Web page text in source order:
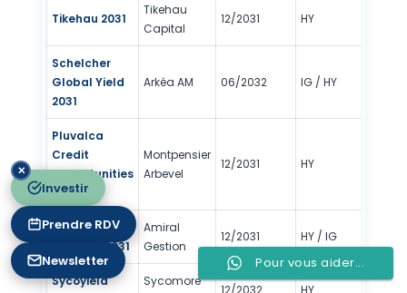
Tikehau 2031
Tikehau
Capital
12/2031 HY
Schelcher
Global Yield
2031
Arkéa AM 06/2032 IG / HY
Pluvalca
Credit
Opportunities
2031
Montpensier
Arbevel
12/2031 HY
Sextant
Regatta 2031
Amiral
Gestion
12/2031 HY / IG
Sycoyield
Sycomore
12/2032 HY
Pour vous aider...
✕
Investir
Prendre RDV
Newsletter